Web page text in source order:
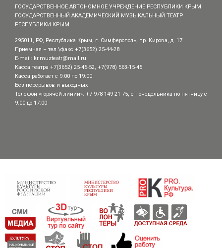
ГОСУДАРСТВЕННОЕ АВТОНОМНОЕ УЧРЕЖДЕНИЕ РЕСПУБЛИКИ КРЫМ
ГОСУДАРСТВЕННЫЙ АКАДЕМИЧЕСКИЙ МУЗЫКАЛЬНЫЙ ТЕАТР
РЕСПУБЛИКИ КРЫМ
295011, РФ, Республика Крым, г. Симферополь, пр. Кирова, д. 17
Приемная – тел.\факс +7(3652) 25-44-28
E-mail: kr.muzteatr@mail.ru
Касса театра +7(3652) 25-45-52, +7(978) 563-15-45
Касса работает с 9:00 по 19:00
Без перерывов и выходных
Телефон «горячей линии»: +7-978-149-21-75, с понедельника по пятницу с
9:00 до 17:00